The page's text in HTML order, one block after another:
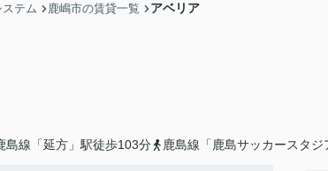
テム 鹿嶋市の賃貸一覧 アベリア
島線「延方」駅徒歩103分 鹿島線「鹿島サッカースタ